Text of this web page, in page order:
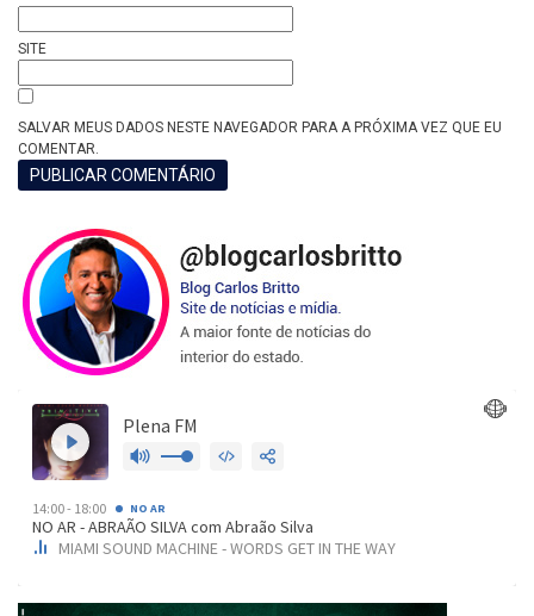
SITE
SALVAR MEUS DADOS NESTE NAVEGADOR PARA A PRÓXIMA VEZ QUE EU
COMENTAR.